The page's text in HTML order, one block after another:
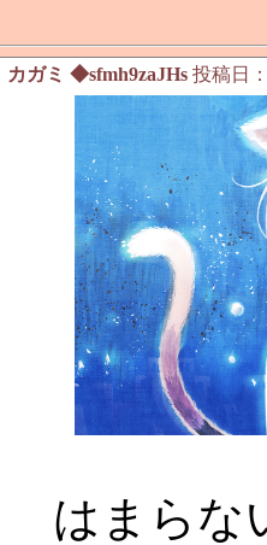
カガミ ◆sfmh9zaJHs 投稿日
はまらな